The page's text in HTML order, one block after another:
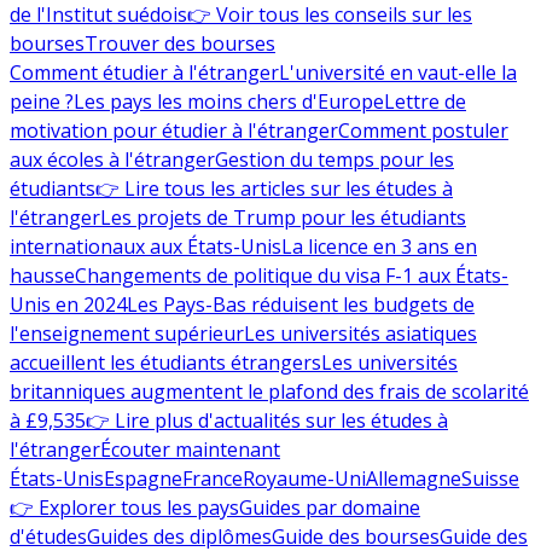
de l'Institut suédois👉 Voir tous les conseils sur les
boursesTrouver des bourses
Comment étudier à l'étrangerL'université en vaut-elle la
peine ?Les pays les moins chers d'EuropeLettre de
motivation pour étudier à l'étrangerComment postuler
aux écoles à l'étrangerGestion du temps pour les
étudiants👉 Lire tous les articles sur les études à
l'étrangerLes projets de Trump pour les étudiants
internationaux aux États-UnisLa licence en 3 ans en
hausseChangements de politique du visa F-1 aux États-
Unis en 2024Les Pays-Bas réduisent les budgets de
l'enseignement supérieurLes universités asiatiques
accueillent les étudiants étrangersLes universités
britanniques augmentent le plafond des frais de scolarité
à £9,535👉 Lire plus d'actualités sur les études à
l'étrangerÉcouter maintenant
États-UnisEspagneFranceRoyaume-UniAllemagneSuisse
👉 Explorer tous les paysGuides par domaine
d'étudesGuides des diplômesGuide des boursesGuide des